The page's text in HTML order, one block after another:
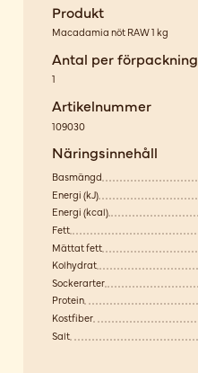
Produkt
Macadamia nöt RAW 1 kg
Antal per förpackning
1
Artikelnummer
109030
Näringsinnehåll
Basmängd
Energi (kJ)
Energi (kcal)
Fett
Mättat fett
Kolhydrat
Sockerarter
Protein
Kostfiber
Salt